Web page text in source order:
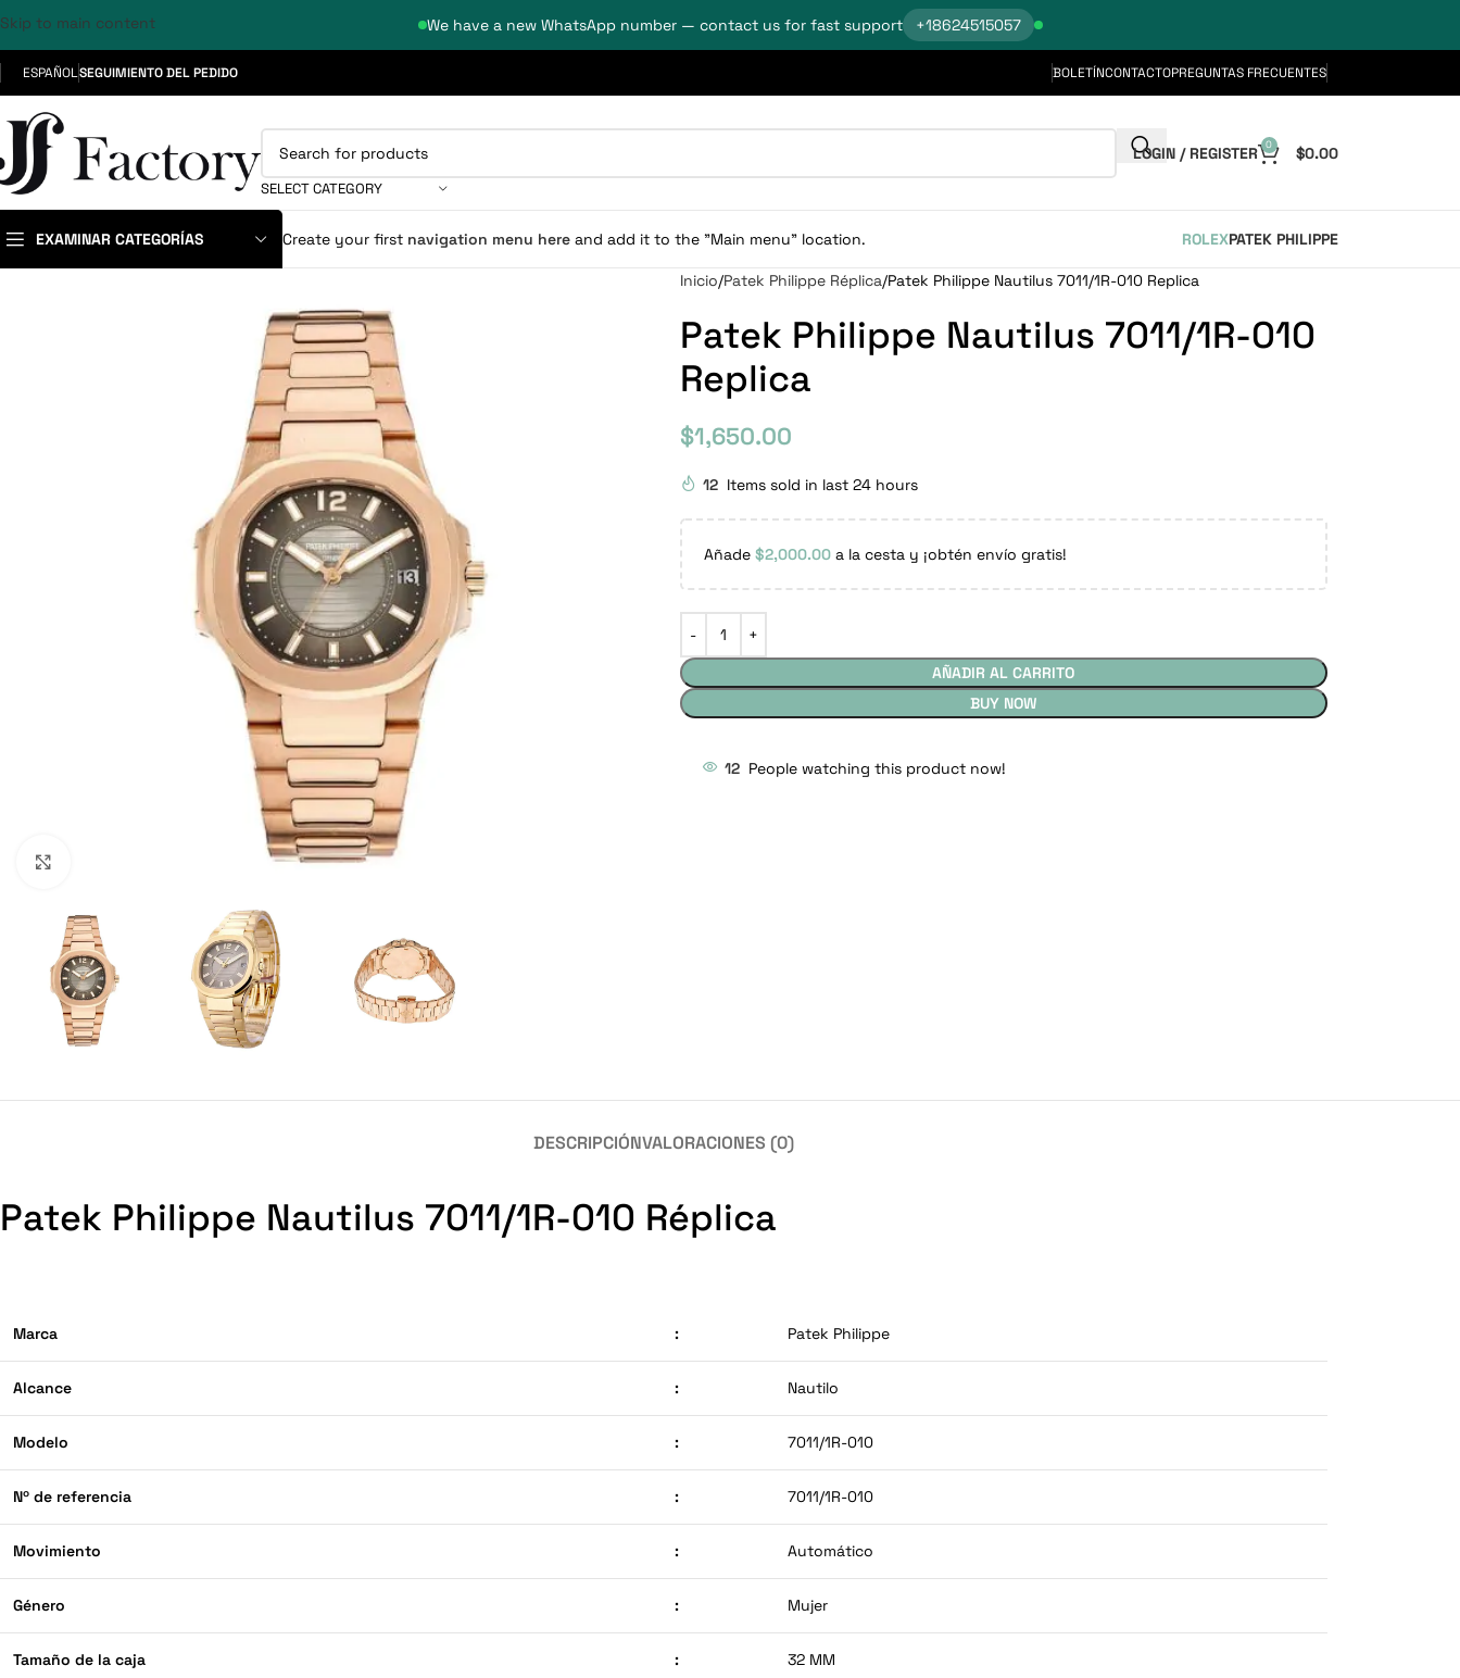
We have a new WhatsApp number — contact us for fast support +18624515057
Skip to main content
ESPAÑOLSEGUIMIENTO DEL PEDIDO BOLETÍNCONTACTOPREGUNTAS FRECUENTES
SELECT CATEGORY
LOGIN / REGISTER 0 $0.00
EXAMINAR CATEGORÍAS Create your first navigation menu here and add it to the "Main menu" location. ROLEXPATEK PHILIPPE
Inicio Patek Philippe Réplica Patek Philippe Nautilus 7011/1R-010 Replica
Patek Philippe Nautilus 7011/1R-010
Replica
$1,650.00
12 Items sold in last 24 hours
Añade $2,000.00a la cesta y ¡obtén envío gratis!
AÑADIR AL CARRITO
BUY NOW
12 People watching this product now!
DESCRIPCIÓNVALORACIONES (0)
Patek Philippe Nautilus 7011/1R-010 Réplica
Marca : Patek Philippe
Alcance : Nautilo
Modelo : 7011/1R-010
Nº de referencia : 7011/1R-010
Movimiento : Automático
Género : Mujer
Tamaño de la caja : 32 MM